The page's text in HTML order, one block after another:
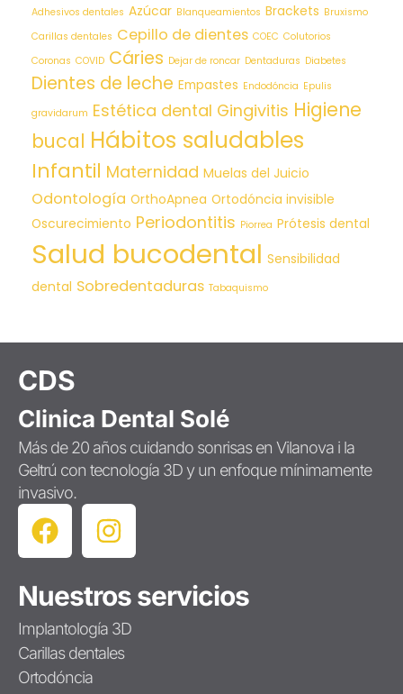
Adhesivos dentales Azúcar Blanqueamientos Brackets Bruxismo
Carillas dentales Cepillo de dientes COEC Colutorios
Coronas COVID Cáries Dejar de roncar Dentaduras Diabetes
Dientes de leche Empastes Endodóncia Epulis
gravidarum Estética dental Gingivitis Higiene
bucal Hábitos saludables
Infantil Maternidad Muelas del Juicio
Odontología OrthoApnea Ortodóncia invisible
Oscurecimiento Periodontitis Piorrea Prótesis dental
Salud bucodental Sensibilidad
dental Sobredentaduras Tabaquismo
CDS
Clinica Dental Solé
Más de 20 años cuidando sonrisas en Vilanova i la
Geltrú con tecnología 3D y un enfoque mínimamente
invasivo.
Nuestros servicios
Implantología 3D
Carillas dentales
Ortodóncia